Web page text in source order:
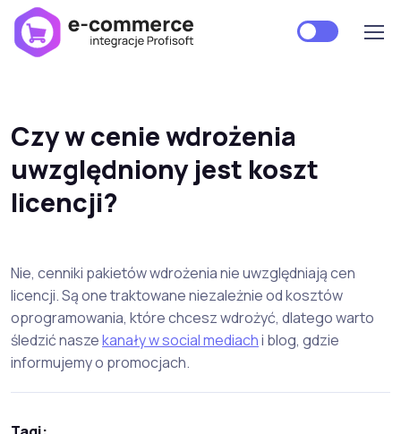
Czy w cenie wdrożenia
uwzględniony jest koszt
licencji?
Nie, cenniki pakietów wdrożenia nie uwzględniają cen
licencji. Są one traktowane niezależnie od kosztów
oprogramowania, które chcesz wdrożyć, dlatego warto
śledzić naszekanały w social mediachi blog, gdzie
informujemy o promocjach.